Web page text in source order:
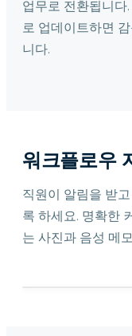
업무로 전환됩니다
로 업데이트하면
니다.
워크플로우
직원이 알림을 받
록 하세요. 명확한
는 사진과 음성 메